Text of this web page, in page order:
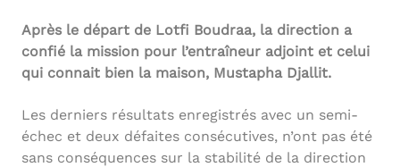
Après le départ de Lotfi Boudraa, la direction a
confié la mission pour l’entraîneur adjoint et celui
qui connait bien la maison, Mustapha Djallit.
Les derniers résultats enregistrés avec un semi-
échec et deux défaites consécutives, n’ont pas été
sans conséquences sur la stabilité de la direction